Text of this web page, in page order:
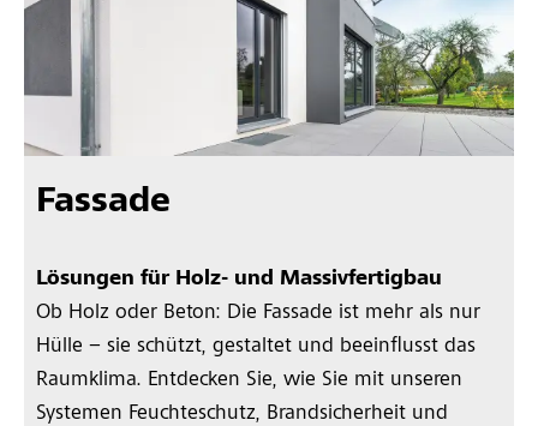
Fassade
Lösungen für Holz- und Massivfertigbau
Ob Holz oder Beton: Die Fassade ist mehr als nur
Hülle – sie schützt, gestaltet und beeinflusst das
Raumklima. Entdecken Sie, wie Sie mit unseren
Systemen Feuchteschutz, Brandsicherheit und